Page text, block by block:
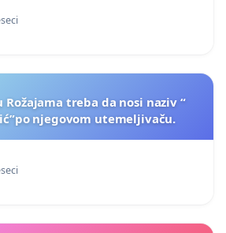
Rožajama treba da nosi naziv “
njegovom utemeljivaču.